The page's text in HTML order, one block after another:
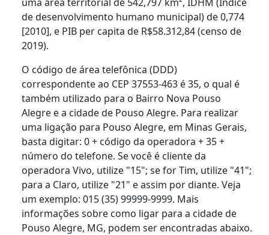
de desenvolvimento humano municipal) de 0,774
[2010], e PIB per capita de R$58.312,84 (censo de
2019).
O código de área telefônica (DDD)
correspondente ao CEP 37553-463 é 35, o qual é
também utilizado para o Bairro Nova Pouso
Alegre e a cidade de Pouso Alegre. Para realizar
uma ligação para Pouso Alegre, em Minas Gerais,
basta digitar: 0 + código da operadora + 35 +
número do telefone. Se você é cliente da
operadora Vivo, utilize "15"; se for Tim, utilize "41";
para a Claro, utilize "21" e assim por diante. Veja
um exemplo: 015 (35) 99999-9999. Mais
informações sobre como ligar para a cidade de
Pouso Alegre, MG, podem ser encontradas abaixo.